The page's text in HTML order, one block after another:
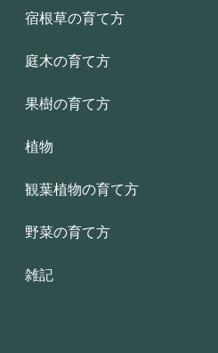
宿根草の育て方
庭木の育て方
果樹の育て方
植物
観葉植物の育て方
野菜の育て方
雑記